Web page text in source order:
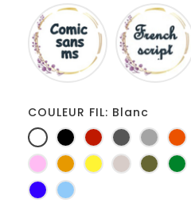
Comic
sans
ms
COULEUR FIL: Blanc
BlancNoir RougeGris
foncé
Gris
clair
RoseJaune
d'or
jauneFicelleKaki
Bleu
roi
Bleu